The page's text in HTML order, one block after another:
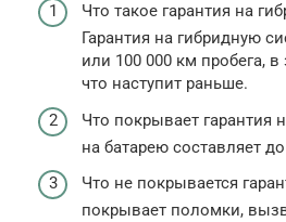
Что такое гарантия на
Гарантия на гибридную
или 100 000 км пробега,
что наступит раньше.
Что покрывает гарантия
на батарею составляет
Что не покрывается
покрывает поломки,